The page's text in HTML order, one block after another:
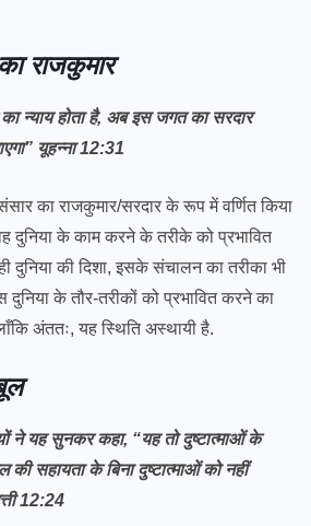
राजकुमार
न्याय होता है, अब इस जगत का सरदार
यूहन्ना 12:31
का राजकुमार/सरदार के रूप में वर्णित किया
दुनिया के काम करने के तरीके को प्रभावित
दुनिया की दिशा, इसके संचालन का तरीका भी
दुनिया के तौर-तरीकों को प्रभावित करने का
अंततः, यह स्थिति अस्थायी है.
ने यह सुनकर कहा, “यह तो दुष्‍टात्माओं के
की सहायता के बिना दुष्‍टात्माओं को नहीं
12:24